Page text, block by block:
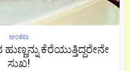
ಅಂಕಣ
ಕೆರೆಯುತ್ತಿದ್ದರೇನೇ
ಸುಖ!